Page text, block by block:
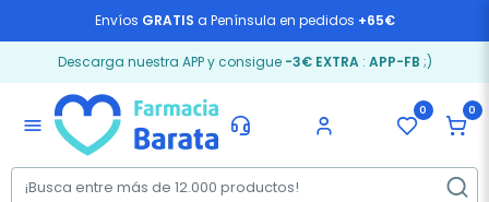
Envíos GRATIS a Península en pedidos +65€
Descarga nuestra APP y consigue -3€ EXTRA: APP-FB ;)
menu
0 0